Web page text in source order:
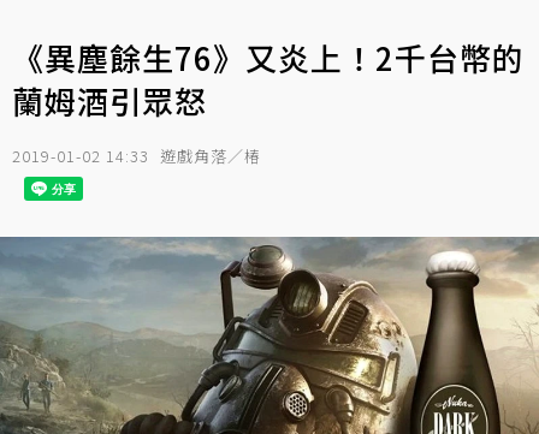
《異塵餘生76》又炎上！2千台幣的
蘭姆酒引眾怒
2019-01-02 14:33 遊戲角落／椿